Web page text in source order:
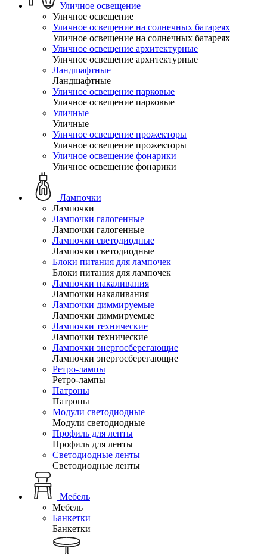
Уличное освещение
Уличное освещение
Уличное освещение на солнечных батареях
Уличное освещение на солнечных батареях
Уличное освещение архитектурные
Уличное освещение архитектурные
Ландшафтные
Ландшафтные
Уличное освещение парковые
Уличное освещение парковые
Уличные
Уличные
Уличное освещение прожекторы
Уличное освещение прожекторы
Уличное освещение фонарики
Уличное освещение фонарики
Лампочки
Лампочки
Лампочки галогенные
Лампочки галогенные
Лампочки светодиодные
Лампочки светодиодные
Блоки питания для лампочек
Блоки питания для лампочек
Лампочки накаливания
Лампочки накаливания
Лампочки диммируемые
Лампочки диммируемые
Лампочки технические
Лампочки технические
Лампочки энергосберегающие
Лампочки энергосберегающие
Ретро-лампы
Ретро-лампы
Патроны
Патроны
Модули светодиодные
Модули светодиодные
Профиль для ленты
Профиль для ленты
Светодиодные ленты
Светодиодные ленты
Мебель
Мебель
Банкетки
Банкетки